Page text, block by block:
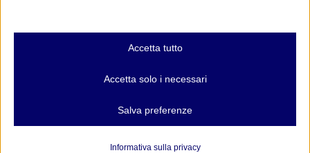
Roberta il 19 Ottobre 2018
professionale di torino, dal
2001 mi occupo di
minori/adolescenti con
Essenziali
I cookie e i servizi essenziali abilitano le funzioni di base e sono
e servizi non richiedono il consenso dell'utente secondo il GDPR.
Analitici
Accetta tutto
Accetta solo i necessari
Salva preferenze
Informativa sulla privacy